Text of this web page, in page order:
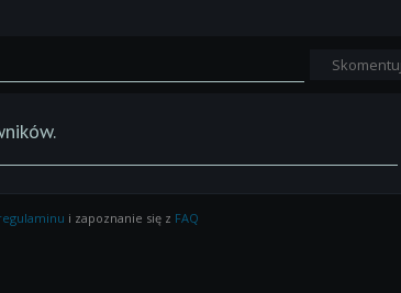
i zapoznanie się z FAQ